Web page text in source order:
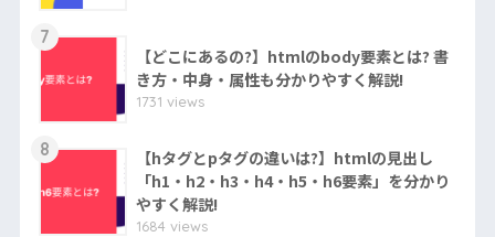
7
【どこにあるの?】htmlのbody要素とは? 書
き方・中身・属性も分かりやすく解説!
1731 views
8
【hタグとpタグの違いは?】htmlの見出し
「h1・h2・h3・h4・h5・h6要素」を分かり
やすく解説!
1684 views